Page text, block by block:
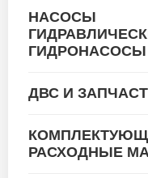
НАСОСЫ
ГИДРОНАСОСЫ
ДВС И
РАСХОДНЫЕ